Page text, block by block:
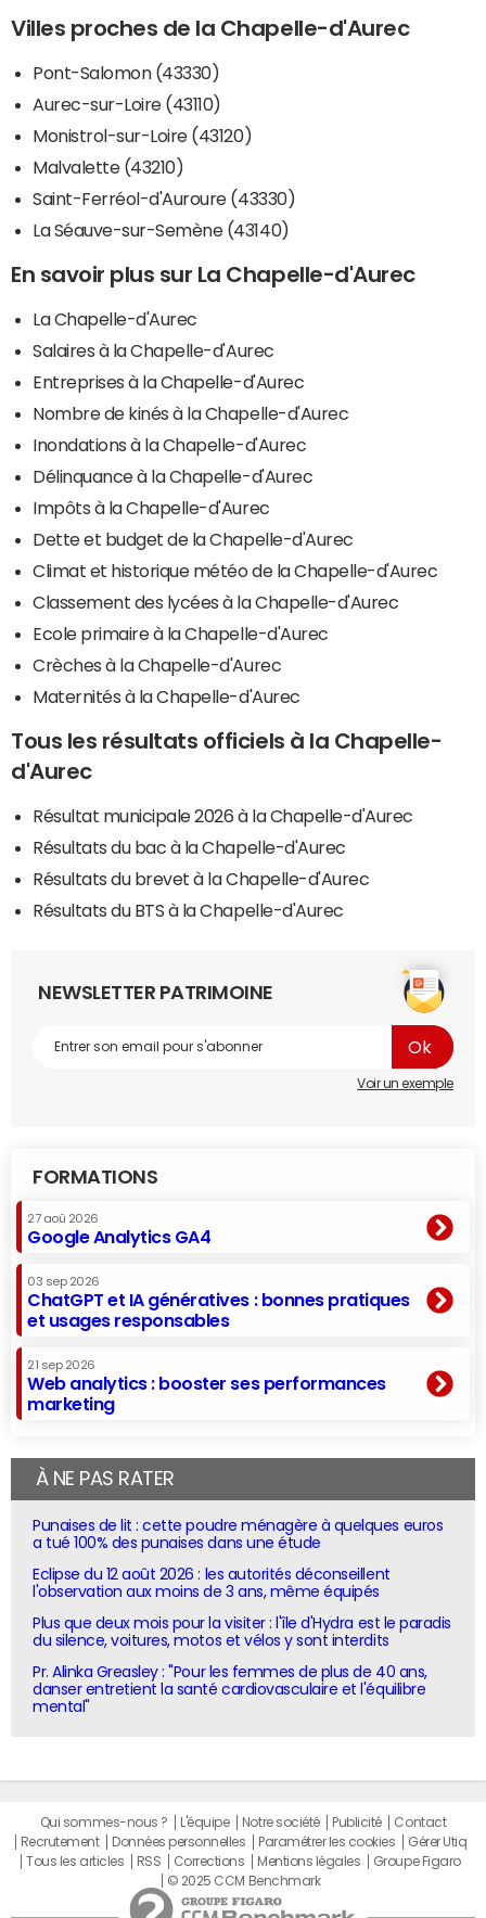
Villes proches de la Chapelle-d'Aurec
Pont-Salomon (43330)
Aurec-sur-Loire (43110)
Monistrol-sur-Loire (43120)
Malvalette (43210)
Saint-Ferréol-d'Auroure (43330)
La Séauve-sur-Semène (43140)
En savoir plus sur La Chapelle-d'Aurec
La Chapelle-d'Aurec
Salaires à la Chapelle-d'Aurec
Entreprises à la Chapelle-d'Aurec
Nombre de kinés à la Chapelle-d'Aurec
Inondations à la Chapelle-d'Aurec
Délinquance à la Chapelle-d'Aurec
Impôts à la Chapelle-d'Aurec
Dette et budget de la Chapelle-d'Aurec
Climat et historique météo de la Chapelle-d'Aurec
Classement des lycées à la Chapelle-d'Aurec
Ecole primaire à la Chapelle-d'Aurec
Crèches à la Chapelle-d'Aurec
Maternités à la Chapelle-d'Aurec
Tous les résultats officiels à la Chapelle-
d'Aurec
Résultat municipale 2026 à la Chapelle-d'Aurec
Résultats du bac à la Chapelle-d'Aurec
Résultats du brevet à la Chapelle-d'Aurec
Résultats du BTS à la Chapelle-d'Aurec
NEWSLETTER PATRIMOINE
Voir un exemple
FORMATIONS
27 aoû 2026
Google Analytics GA4
03 sep 2026
ChatGPT et IA génératives : bonnes pratiques
et usages responsables
21 sep 2026
Web analytics : booster ses performances
marketing
À NE PAS RATER
Punaises de lit : cette poudre ménagère à quelques euros
a tué 100% des punaises dans une étude
Eclipse du 12 août 2026 : les autorités déconseillent
l'observation aux moins de 3 ans, même équipés
Plus que deux mois pour la visiter : l'île d'Hydra est le paradis
du silence, voitures, motos et vélos y sont interdits
Pr. Alinka Greasley : "Pour les femmes de plus de 40 ans,
danser entretient la santé cardiovasculaire et l'équilibre
mental"
Qui sommes-nous ? L'équipe Notre société Publicité
Contact
Recrutement
Données personnelles Paramétrer les cookies
Gérer Utiq
Tous les articles
RSS Corrections Mentions légales
Groupe Figaro
© 2025 CCM Benchmark